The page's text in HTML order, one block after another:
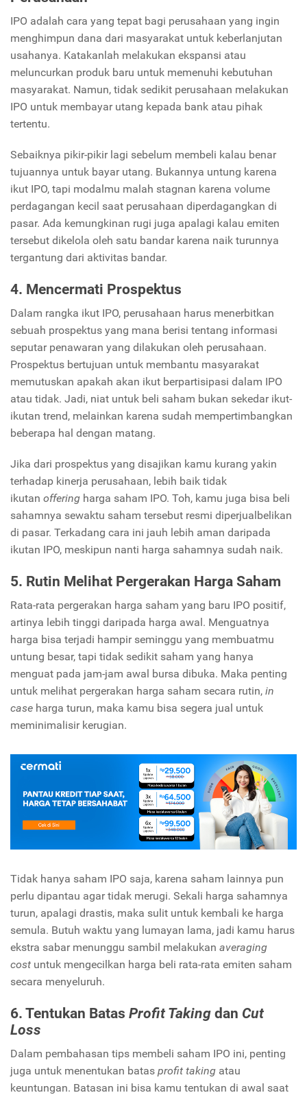
IPO adalah cara yang tepat bagi perusahaan yang ingin
menghimpun dana dari masyarakat untuk keberlanjutan
usahanya. Katakanlah melakukan ekspansi atau
meluncurkan produk baru untuk memenuhi kebutuhan
masyarakat. Namun, tidak sedikit perusahaan melakukan
IPO untuk membayar utang kepada bank atau pihak
tertentu.
Sebaiknya pikir-pikir lagi sebelum membeli kalau benar
tujuannya untuk bayar utang. Bukannya untung karena
ikut IPO, tapi modalmu malah stagnan karena volume
perdagangan kecil saat perusahaan diperdagangkan di
pasar. Ada kemungkinan rugi juga apalagi kalau emiten
tersebut dikelola oleh satu bandar karena naik turunnya
tergantung dari aktivitas bandar.
4. Mencermati Prospektus
Dalam rangka ikut IPO, perusahaan harus menerbitkan
sebuah prospektus yang mana berisi tentang informasi
seputar penawaran yang dilakukan oleh perusahaan.
Prospektus bertujuan untuk membantu masyarakat
memutuskan apakah akan ikut berpartisipasi dalam IPO
atau tidak. Jadi, niat untuk beli saham bukan sekedar ikut-
ikutan trend, melainkan karena sudah mempertimbangkan
beberapa hal dengan matang.
Jika dari prospektus yang disajikan kamu kurang yakin
terhadap kinerja perusahaan, lebih baik tidak
ikutan offering harga saham IPO. Toh, kamu juga bisa beli
sahamnya sewaktu saham tersebut resmi diperjualbelikan
di pasar. Terkadang cara ini jauh lebih aman daripada
ikutan IPO, meskipun nanti harga sahamnya sudah naik.
5. Rutin Melihat Pergerakan Harga Saham
Rata-rata pergerakan harga saham yang baru IPO positif,
artinya lebih tinggi daripada harga awal. Menguatnya
harga bisa terjadi hampir seminggu yang membuatmu
untung besar, tapi tidak sedikit saham yang hanya
menguat pada jam-jam awal bursa dibuka. Maka penting
untuk melihat pergerakan harga saham secara rutin, in
case harga turun, maka kamu bisa segera jual untuk
meminimalisir kerugian.
Tidak hanya saham IPO saja, karena saham lainnya pun
perlu dipantau agar tidak merugi. Sekali harga sahamnya
turun, apalagi drastis, maka sulit untuk kembali ke harga
semula. Butuh waktu yang lumayan lama, jadi kamu harus
ekstra sabar menunggu sambil melakukan averaging
cost untuk mengecilkan harga beli rata-rata emiten saham
secara menyeluruh.
6. Tentukan Batas Profit Taking dan Cut
Loss
Dalam pembahasan tips membeli saham IPO ini, penting
juga untuk menentukan batas profit taking atau
keuntungan. Batasan ini bisa kamu tentukan di awal saat